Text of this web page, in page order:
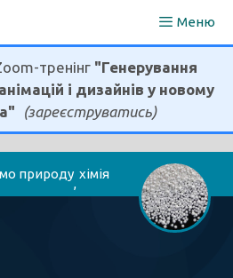
Меню
тренінг "Генерування
і дизайнів у новому
(зареєструватись)
природу
,
хімія